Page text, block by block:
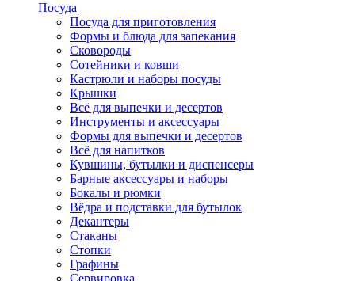
Посуда
Посуда для приготовления
Формы и блюда для запекания
Сковороды
Сотейники и ковши
Кастрюли и наборы посуды
Крышки
Всё для выпечки и десертов
Инструменты и аксессуары
Формы для выпечки и десертов
Всё для напитков
Кувшины, бутылки и диспенсеры
Барные аксессуары и наборы
Бокалы и рюмки
Вёдра и подставки для бутылок
Декантеры
Стаканы
Стопки
Графины
Сервировка